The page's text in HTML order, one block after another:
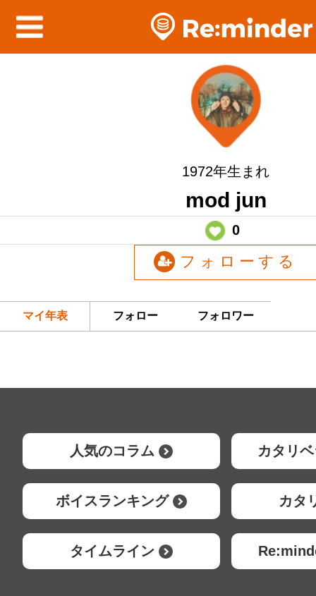
1972年生まれ
mod jun
0
フォローする
マイ年表 フォロー フォロワー
人気のコラム カタリ
ボイスランキング カタ
タイムライン